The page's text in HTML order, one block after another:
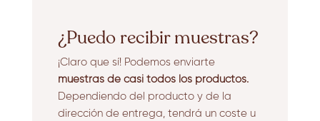
¿Puedo recibir muestras?
¡Claro que sí! Podemos enviarte
muestras de casi todos los productos.
Dependiendo del producto y de la
dirección de entrega, tendrá un coste u